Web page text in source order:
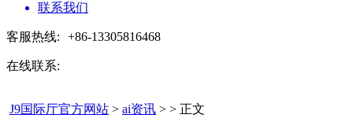
联系我们
客服热线: +86-13305816468
在线联系:
J9国际厅官方网站 > ai资讯 > > 正文